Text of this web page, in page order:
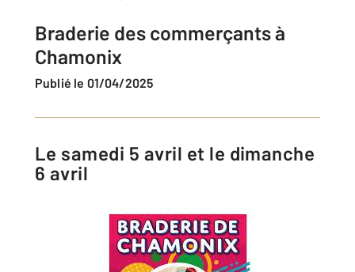
Braderie des commerçants à
Chamonix
Publié le 01/04/2025
Le samedi 5 avril et le dimanche
6 avril